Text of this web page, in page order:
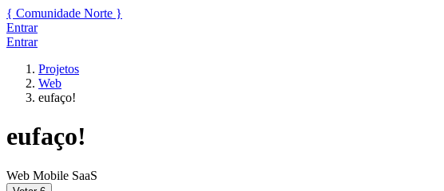
{ Comunidade Norte }
Entrar
Entrar
Projetos
Web
eufaço!
eufaço!
Web Mobile SaaS